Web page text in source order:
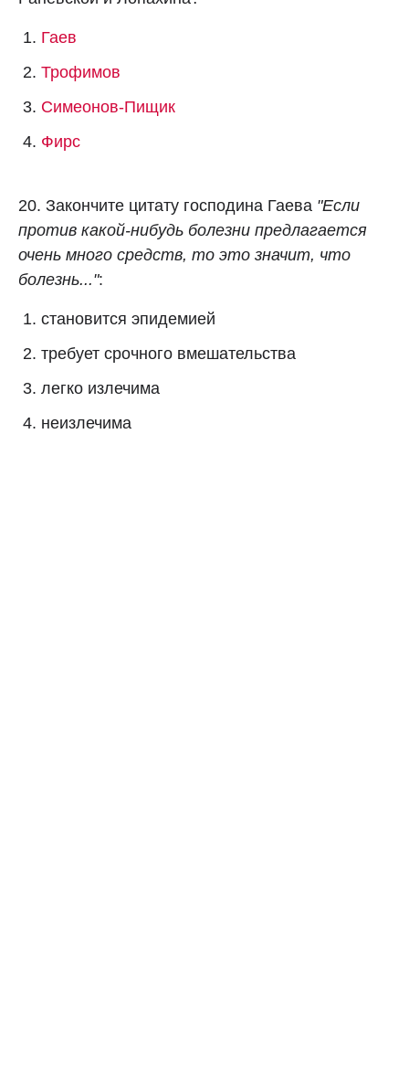
Гаев
Трофимов
Симеонов-Пищик
Фирс
20. Закончите цитату господина Гаева "Если
против какой-нибудь болезни предлагается
очень много средств, то это значит, что
болезнь...":
становится эпидемией
требует срочного вмешательства
легко излечима
неизлечима